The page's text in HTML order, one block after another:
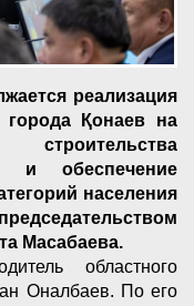
реализация
города Қонаев на
и обеспечение
населения
Масабаева.
областного
Оналбаев. По его